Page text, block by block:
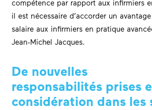
compétence par rapport aux infirmiers
il est nécessaire d’accorder un
salaire aux infirmiers en pratique
Jean-Michel Jacques.
De nouvelles
responsabilités prises
considération dans les